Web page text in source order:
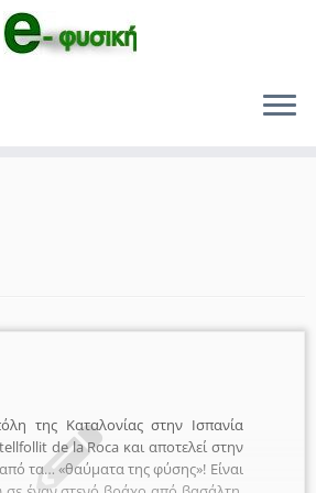
της Καταλονίας στην Ισπανία
de la Roca και αποτελεί στην
τα… «θαύματα της φύσης»! Είναι